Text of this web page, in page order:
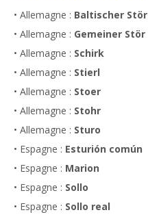
• Allemagne : Baltischer Stör
• Allemagne : Gemeiner Stör
• Allemagne : Schirk
• Allemagne : Stierl
• Allemagne : Stoer
• Allemagne : Stohr
• Allemagne : Sturo
• Espagne : Esturión común
• Espagne : Marion
• Espagne : Sollo
• Espagne : Sollo real